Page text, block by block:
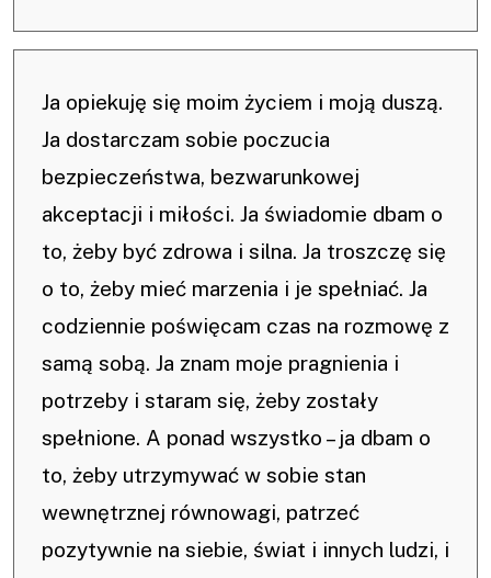
Ja opiekuję się moim życiem i moją duszą.
Ja dostarczam sobie poczucia
bezpieczeństwa, bezwarunkowej
akceptacji i miłości. Ja świadomie dbam o
to, żeby być zdrowa i silna. Ja troszczę się
o to, żeby mieć marzenia i je spełniać. Ja
codziennie poświęcam czas na rozmowę z
samą sobą. Ja znam moje pragnienia i
potrzeby i staram się, żeby zostały
spełnione. A ponad wszystko – ja dbam o
to, żeby utrzymywać w sobie stan
wewnętrznej równowagi, patrzeć
pozytywnie na siebie, świat i innych ludzi, i